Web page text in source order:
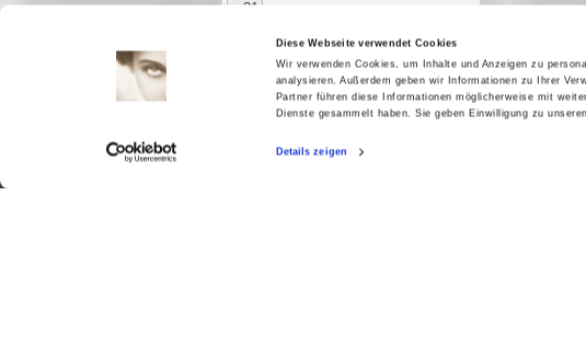
Diese Webseite verwendet Cookies
Wir verwenden Cookies, um Inhalte und Anzeigen zu
analysieren. Außerdem geben wir Informationen zu Ihrer
Partner führen diese Informationen möglicherweise mit
Dienste gesammelt haben. Sie geben Einwilligung zu
Details zeigen
31
Aktuell
Digitales
Ausstellungen